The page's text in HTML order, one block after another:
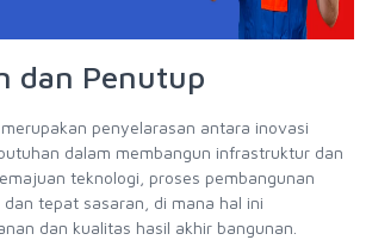
dan Penutup
penyelarasan antara inovasi
dalam membangun infrastruktur dan
teknologi, proses pembangunan
tepat sasaran, di mana hal ini
dan kualitas hasil akhir bangunan.